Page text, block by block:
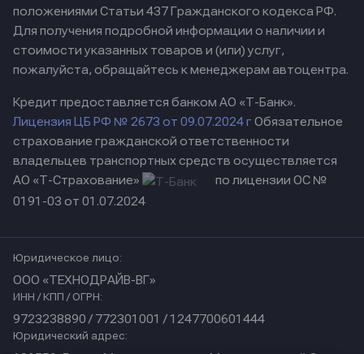
положениями Статьи 437 Гражданского кодекса РФ.
Для получения подробной информации о наличии и
стоимости указанных товаров и (или) услуг,
пожалуйста, обращайтесь к менеджерам автоцентра.
Кредит предоставляется банком АО «Т-Банк».
Лицензия ЦБ РФ № 2673 от 09.07.2024 гОбязательное
страхование гражданской ответственности
владельцев транспортных средств осуществляется
АО «Т-Страхование»
по лицензии ОС №
0191-03 от 01.07.2024
Юридическое лицо:
ООО «ТЕХНОДРАЙВ-ВГ»
ИНН / КПП / ОГРН:
9723238890 / 772301001 / 1247700601444
Юридический адрес: